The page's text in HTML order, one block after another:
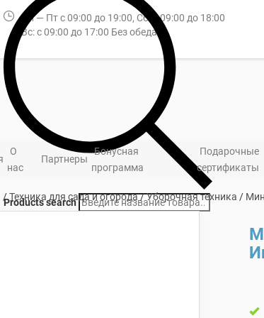
Пн — Пт с 09:00 до 19:00, Сб: с 09:00 до 18:00
Вс: с 09:00 до 17:00 Без обеда
Products search
О
нас
Партнеры
Бонусная
программа
Подарочные
сертификаты
/Техника для сада и огорода/Уборочная техника /